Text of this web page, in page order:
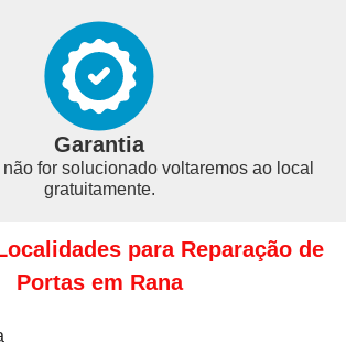
Garantia
for solucionado voltaremos ao local
gratuitamente.
para Reparação de
Portas em Rana